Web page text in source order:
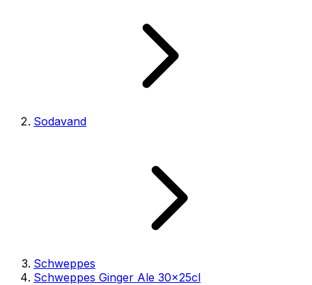
Sodavand
Schweppes
Schweppes Ginger Ale 30x25cl